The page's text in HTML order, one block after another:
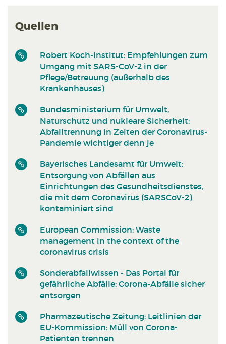
Quellen
Robert Koch-Institut: Empfehlungen zum
Umgang mit SARS-CoV-2 in der
Pflege/Betreuung (außerhalb des
Krankenhauses)
Bundesministerium für Umwelt,
Naturschutz und nukleare Sicherheit:
Abfalltrennung in Zeiten der Coronavirus-
Pandemie wichtiger denn je
Bayerisches Landesamt für Umwelt:
Entsorgung von Abfällen aus
Einrichtungen des Gesundheitsdienstes,
die mit dem Coronavirus (SARSCoV-2)
kontaminiert sind
European Commission: Waste
management in the context of the
coronavirus crisis
Sonderabfall­wissen - Das Portal für
gefährliche Abfälle: Corona-Abfälle sicher
entsorgen
Pharmazeutische Zeitung: Leitlinien der
EU-Kommission: Müll von Corona-
Patienten trennen